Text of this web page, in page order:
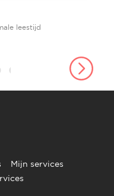
leestijd
Mijn services